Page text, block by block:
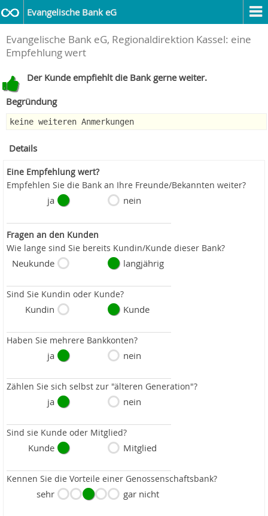
Evangelische Bank eG
Evangelische Bank eG, Regionaldirektion Kassel: eine
Empfehlung wert
Der Kunde empfiehlt die Bank gerne weiter.
Begründung
keine weiteren Anmerkungen
Details
Eine Empfehlung wert?
Empfehlen Sie die Bank an Ihre Freunde/Bekannten weiter?
ja nein
Fragen an den Kunden
Wie lange sind Sie bereits Kundin/Kunde dieser Bank?
Neukunde langjährig
Sind Sie Kundin oder Kunde?
Kundin Kunde
Haben Sie mehrere Bankkonten?
ja nein
Zählen Sie sich selbst zur "älteren Generation"?
ja nein
Sind sie Kunde oder Mitglied?
Kunde Mitglied
Kennen Sie die Vorteile einer Genossenschaftsbank?
sehr gar nicht